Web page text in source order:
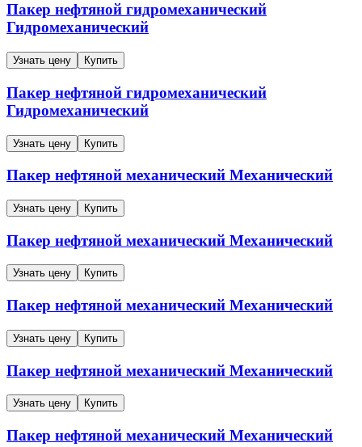
Пакер нефтяной гидромеханический
Гидромеханический
Узнать цену Купить
Пакер нефтяной гидромеханический
Гидромеханический
Узнать цену Купить
Пакер нефтяной механический Механический
Узнать цену Купить
Пакер нефтяной механический Механический
Узнать цену Купить
Пакер нефтяной механический Механический
Узнать цену Купить
Пакер нефтяной механический Механический
Узнать цену Купить
Пакер нефтяной механический Механический